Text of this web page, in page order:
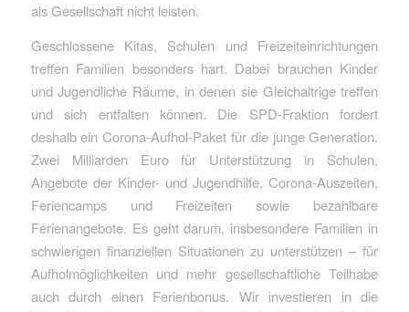
als Gesellschaft nicht leisten.
Geschlossene Kitas, Schulen und Freizeiteinrichtungen
treffen Familien besonders hart. Dabei brauchen Kinder
und Jugendliche Räume, in denen sie Gleichaltrige treffen
und sich entfalten können. Die SPD-Fraktion fordert
deshalb ein Corona-Aufhol-Paket für die junge Generation.
Zwei Milliarden Euro für Unterstützung in Schulen,
Angebote der Kinder- und Jugendhilfe, Corona-Auszeiten,
Feriencamps und Freizeiten sowie bezahlbare
Ferienangebote. Es geht darum, insbesondere Familien in
schwierigen finanziellen Situationen zu unterstützen – für
Aufholmöglichkeiten und mehr gesellschaftliche Teilhabe
auch durch einen Ferienbonus. Wir investieren in die